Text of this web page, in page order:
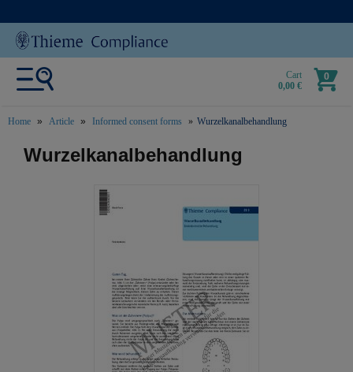
Cart
0,00 €
0
Home Article Informed consent forms Wurzelkanalbehandlung
text.skipToContent
text.skipToNavigation
Wurzelkanalbehandlung